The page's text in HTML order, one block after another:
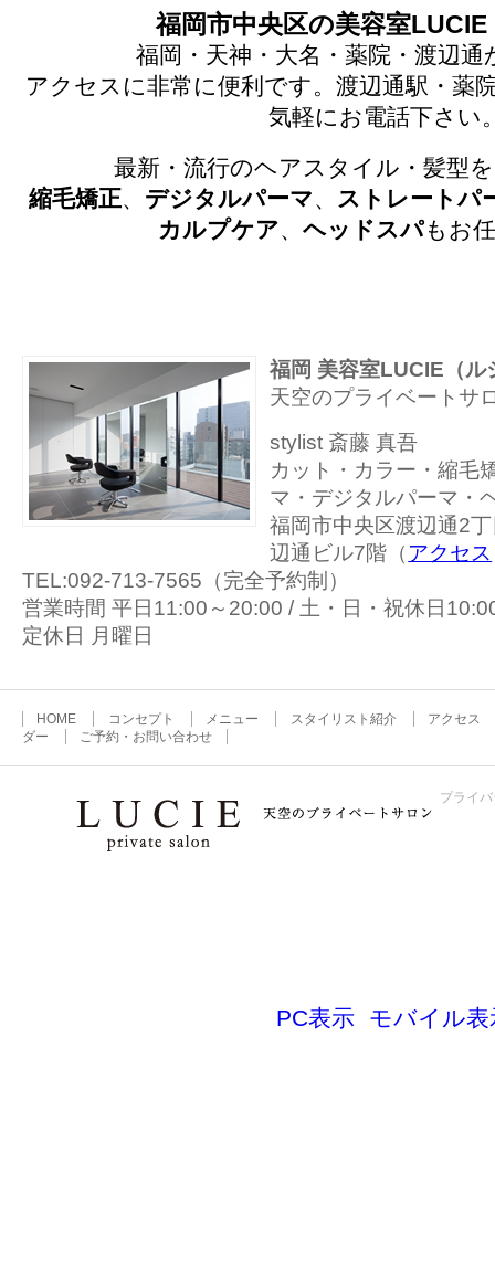
福岡市中央区の美容室
福岡・天神・大名・薬院・渡辺通
アクセスに非常に便利です。渡辺通駅・薬
気軽にお電話下さい
最新・流行のヘアスタイル・髪型
縮毛矯正、 デジタルパーマ、 ストレートパ
カルプケア、 ヘッドスパもお
福岡 美容室LUCIE（ル
天空のプライベートサ
stylist 斎藤 真吾
カット・カラー・縮毛
マ・デジタルパーマ・
福岡市中央区渡辺通2
辺通ビル7階（ アクセス
TEL:092-713-7565（完全予約制）
営業時間 平日11:00～20:00 / 土・日・祝休日
定休日 月曜日
HOME コンセプト メニュー スタイリスト紹介
アクセス
ダー
ご予約・お問い合わせ
プライ
PC表示 モバイル表